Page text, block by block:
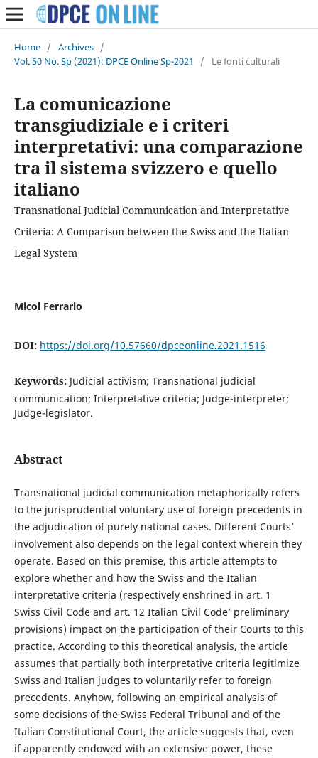
Home / Archives /
Vol. 50 No. Sp (2021): DPCE Online Sp-2021
/ Le fonti culturali
La comunicazione
transgiudiziale e i criteri
interpretativi: una comparazione
tra il sistema svizzero e quello
italiano
Transnational Judicial Communication and Interpretative
Criteria: A Comparison between the Swiss and the Italian
Legal System
Micol Ferrario
DOI: https://doi.org/10.57660/dpceonline.2021.1516
Keywords: Judicial activism; Transnational judicial
communication; Interpretative criteria; Judge-interpreter;
Judge-legislator.
Abstract
Transnational judicial communication metaphorically refers
to the jurisprudential voluntary use of foreign precedents in
the adjudication of purely national cases. Different Courts’
involvement also depends on the legal context wherein they
operate. Based on this premise, this article attempts to
explore whether and how the Swiss and the Italian
interpretative criteria (respectively enshrined in art. 1
Swiss Civil Code and art. 12 Italian Civil Code’ preliminary
provisions) impact on the participation of their Courts to this
practice. According to this theoretical analysis, the article
assumes that partially both interpretative criteria legitimize
Swiss and Italian judges to voluntarily refer to foreign
precedents. Anyhow, following an empirical analysis of
some decisions of the Swiss Federal Tribunal and of the
Italian Constitutional Court, the article suggests that, even
if apparently endowed with an extensive power, these